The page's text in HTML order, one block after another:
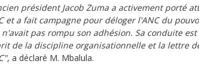
président Jacob Zuma a activement porté
et a fait campagne pour déloger l'ANC du
pas rompu son adhésion. Sa conduite
de la discipline organisationnelle et la lettre
, a déclaré M. Mbalula.